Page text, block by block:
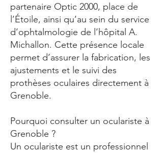
partenaire Optic 2000, place de
l’Étoile, ainsi qu’au sein du service
d’ophtalmologie de l’hôpital A.
Michallon. Cette présence locale
permet d’assurer la fabrication, les
ajustements et le suivi des
prothèses oculaires directement à
Grenoble.
Pourquoi consulter un oculariste à
Grenoble ?
Un oculariste est un professionnel